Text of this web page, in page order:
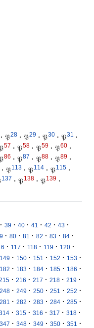
· 𝔓28 · 𝔓29 · 𝔓30 · 𝔓31
·
57 · 𝔓58 · 𝔓59 · 𝔓60 ·
86 · 𝔓87 · 𝔓88 · 𝔓89 ·
· 𝔓113 · 𝔓114 · 𝔓115 ·
137 · 𝔓138 · 𝔓139 ·
· 39 · 40 · 41 · 42 · 43 ·
· 80 · 81 · 82 · 83 · 84 ·
· 117 · 118 · 119 · 120 ·
149 · 150 · 151 · 152 · 153 ·
182 · 183 · 184 · 185 · 186 ·
· 216 · 217 · 218 · 219 ·
248 · 249 · 250 · 251 · 252 ·
281 · 282 · 283 · 284 · 285 ·
· 315 · 316 · 317 · 318 ·
347 · 348 · 349 · 350 · 351 ·